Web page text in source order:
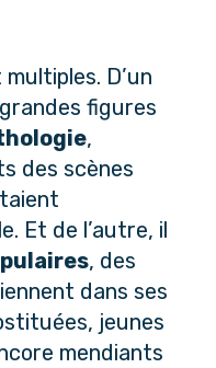
D’un
figures
,
des scènes
Et de l’autre, il
, des
dans ses
jeunes
mendiants